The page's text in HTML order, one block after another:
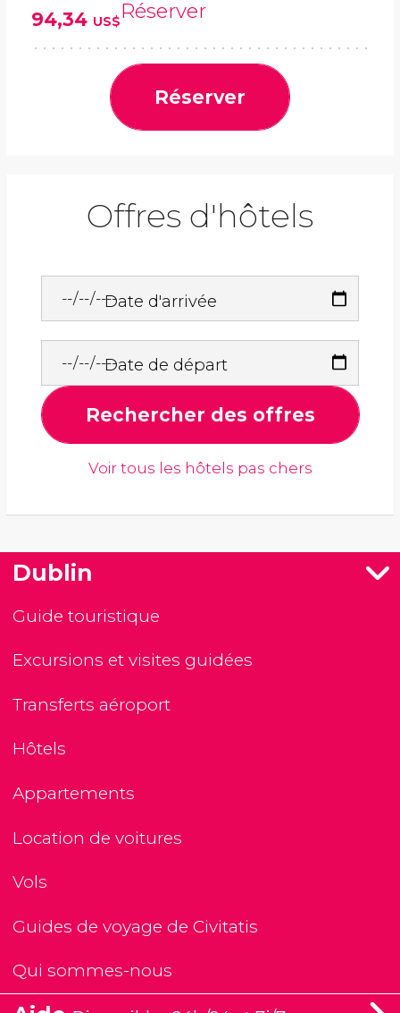
94,34 US$Réserver
Réserver
Offres d'hôtels
Date d'arrivée
Date de départ
Rechercher des offres
Voir tous les hôtels pas chers
Dublin
Guide touristique
Excursions et visites guidées
Transferts aéroport
Hôtels
Appartements
Location de voitures
Vols
Guides de voyage de Civitatis
Qui sommes-nous